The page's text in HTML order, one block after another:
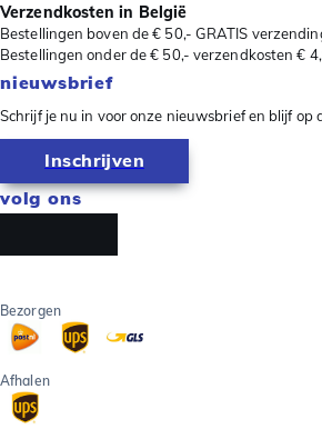
Verzendkosten in België
Bestellingen boven de € 50,- GRATIS
Bestellingen onder de € 50,- verzendkosten €
nieuwsbrief
Schrijf je nu in voor onze nieuwsbrief en blijf op
Inschrijven
volg ons
Bezorgen
Afhalen